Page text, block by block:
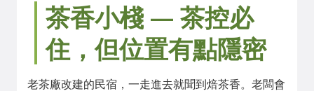
茶香小棧 — 茶控必
住，但位置有點隱密
老茶廠改建的民宿，一走進去就聞到焙茶香。老闆會